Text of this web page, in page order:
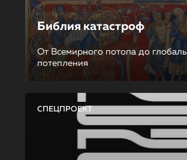
Библия катастроф
От Всемирного потопа до
потепления
СПЕЦПРОЕКТ